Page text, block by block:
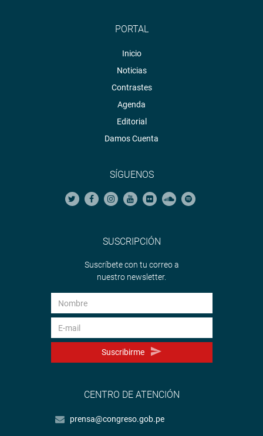
PORTAL
Inicio
Noticias
Contrastes
Agenda
Editorial
Damos Cuenta
SÍGUENOS
SUSCRIPCIÓN
Suscríbete con tu correo a
nuestro newsletter.
Suscribirme
CENTRO DE ATENCIÓN
prensa@congreso.gob.pe